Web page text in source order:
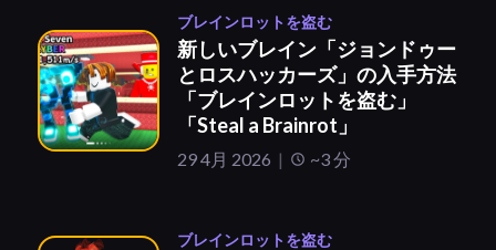
ブレインロットを盗む
新しいブレイン「ジョンドゥー
とロスハッカーズ」の入手方法
「ブレインロットを盗む」
「Steal a Brainrot」
29 4月 2026 ~3 分
ブレインロットを盗む